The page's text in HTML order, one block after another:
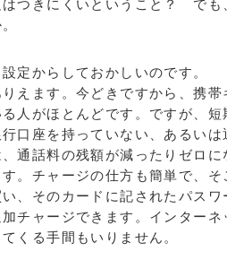
つきにくいということ？ でも
定からしておかしいのです。
えます。今どきですから、携帯
人がほとんどです。ですが、短
口座を持っていない、あるいは
通話料の残額が減ったりゼロに
。チャージの仕方も簡単で、そ
、そのカードに記されたパスワ
チャージできます。インターネ
くる手間もいりません。